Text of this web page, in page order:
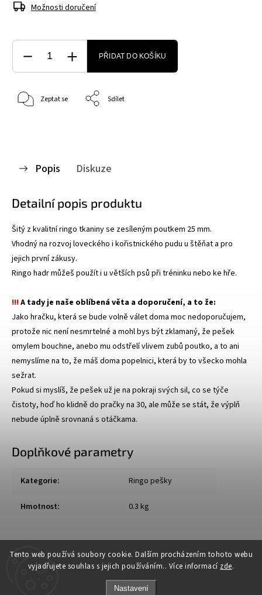
Tento web používá soubory cookie. Dalším procházením tohoto webu
vyjadřujete souhlas s jejich používáním.. Více informací zde.
Nastavení
Možnosti doručení
PŘIDAT DO KOŠÍKU
Zeptat se Sdílet
Popis Diskuze
Detailní popis produktu
Šitý z kvalitní ringo tkaniny se zesíleným poutkem 25 mm.
Vhodný na rozvoj loveckého i kořistnického pudu u štěňat a pro
jejich první zákusy.
Ringo hadr můžeš použít i u větších psů při tréninku nebo ke hře.
!!!A tady je naše oblíbená věta a doporučení, a to že:
Jako hračku, která se bude volně válet doma moc nedoporučujem,
protože nic není nesmrtelné a mohl bys být zklamaný, že pešek
omylem bouchne, anebo mu odstřelí vlivem zubů poutko, a to ani
nemyslíme na to, že máš doma popelnici, která by to všecko mohla
sežrat.
Pokud si myslíš, že pešek už je na pokraji svých sil, co se týče
čistoty, hoď ho klidně do pračky na 30, ale může se stát, že výplň
nebude úplně srovnaná s otáčkama.
Doplňkové parametry
Kategorie: Ringo pešky
Hmotnost: 0.3 kg